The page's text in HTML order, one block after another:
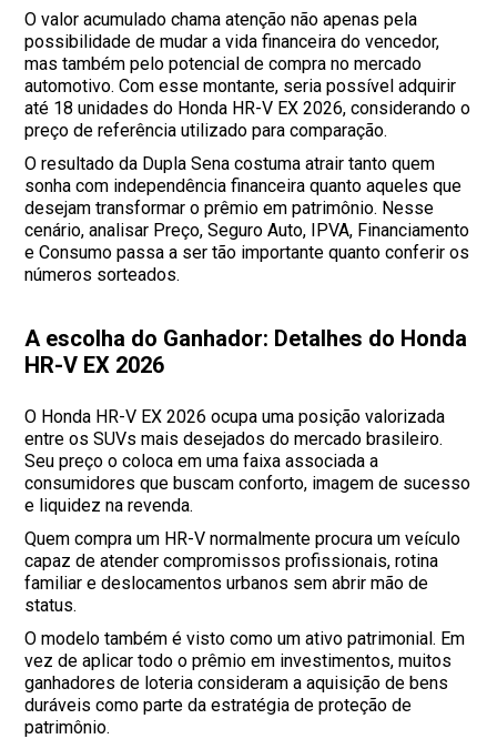
O valor acumulado chama atenção não apenas pela
possibilidade de mudar a vida financeira do vencedor,
mas também pelo potencial de compra no mercado
automotivo. Com esse montante, seria possível adquirir
até 18 unidades do Honda HR-V EX 2026, considerando o
preço de referência utilizado para comparação.
O resultado da Dupla Sena costuma atrair tanto quem
sonha com independência financeira quanto aqueles que
desejam transformar o prêmio em patrimônio. Nesse
cenário, analisar Preço, Seguro Auto, IPVA, Financiamento
e Consumo passa a ser tão importante quanto conferir os
números sorteados.
A escolha do Ganhador: Detalhes do Honda
HR-V EX 2026
O Honda HR-V EX 2026 ocupa uma posição valorizada
entre os SUVs mais desejados do mercado brasileiro.
Seu preço o coloca em uma faixa associada a
consumidores que buscam conforto, imagem de sucesso
e liquidez na revenda.
Quem compra um HR-V normalmente procura um veículo
capaz de atender compromissos profissionais, rotina
familiar e deslocamentos urbanos sem abrir mão de
status.
O modelo também é visto como um ativo patrimonial. Em
vez de aplicar todo o prêmio em investimentos, muitos
ganhadores de loteria consideram a aquisição de bens
duráveis como parte da estratégia de proteção de
patrimônio.